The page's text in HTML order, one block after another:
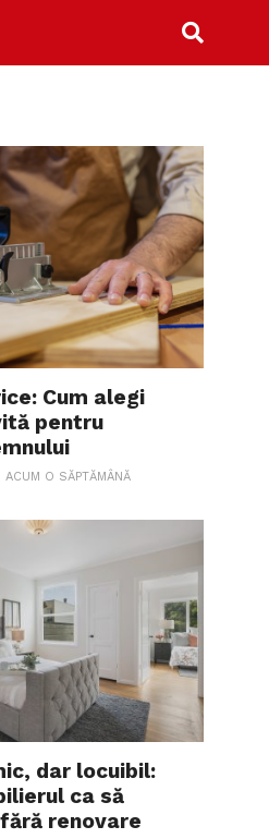
Cum alegi
pentru
ACUM O SĂPTĂMÂNĂ
dar locuibil:
ca să
renovare